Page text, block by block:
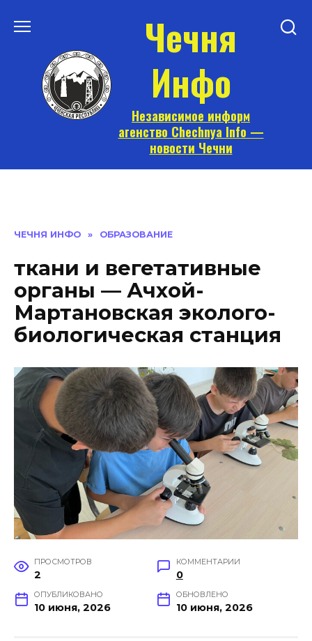
Чечня
Инфо
Независимое информ
агенство Chechnya Info —
новости Чечни
ЧЕЧНЯ ИНФО » ОБРАЗОВАНИЕ
ткани и вегетативные
органы — Ачхой-
Мартановская эколого-
биологическая станция
ПРОСМОТРОВ
2
КОММЕНТАРИИ
0
ОПУБЛИКОВАНО
10 июня, 2026
ОБНОВЛЕНО
10 июня, 2026